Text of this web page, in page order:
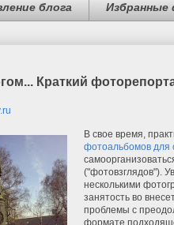
блога
Краткий
В свое время,
фотоальбомов для
("фотовзглядов").
несколькими
занятость во
проблемы с
формате